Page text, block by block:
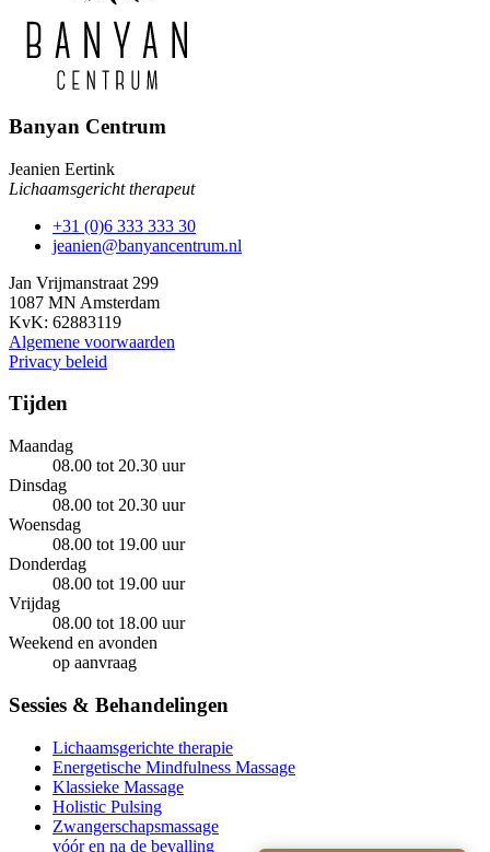
Banyan Centrum
Jeanien Eertink
Lichaamsgericht therapeut
+31 (0)6 333 333 30
jeanien@banyancentrum.nl
Jan Vrijmanstraat 299
1087 MN Amsterdam
KvK: 62883119
Algemene voorwaarden
Privacy beleid
Tijden
Maandag
08.00 tot 20.30 uur
Dinsdag
08.00 tot 20.30 uur
Woensdag
08.00 tot 19.00 uur
Donderdag
08.00 tot 19.00 uur
Vrijdag
08.00 tot 18.00 uur
Weekend en avonden
op aanvraag
Sessies & Behandelingen
Lichaamsgerichte therapie
Energetische Mindfulness Massage
Klassieke Massage
Holistic Pulsing
Zwangerschapsmassage
vóór en na de bevalling